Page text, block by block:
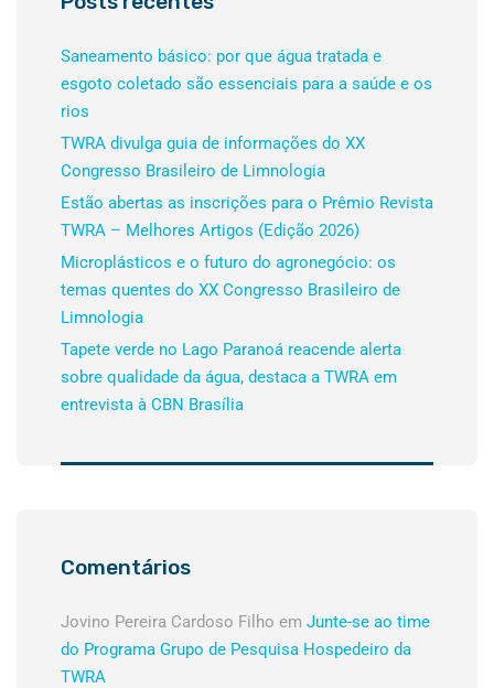
Saneamento básico: por que água tratada e
esgoto coletado são essenciais para a saúde e os
rios
TWRA divulga guia de informações do XX
Congresso Brasileiro de Limnologia
Estão abertas as inscrições para o Prêmio Revista
TWRA – Melhores Artigos (Edição 2026)
Microplásticos e o futuro do agronegócio: os
temas quentes do XX Congresso Brasileiro de
Limnologia
Tapete verde no Lago Paranoá reacende alerta
sobre qualidade da água, destaca a TWRA em
entrevista à CBN Brasília
Comentários
Jovino Pereira Cardoso Filho em Junte-se ao time
do Programa Grupo de Pesquisa Hospedeiro da
TWRA